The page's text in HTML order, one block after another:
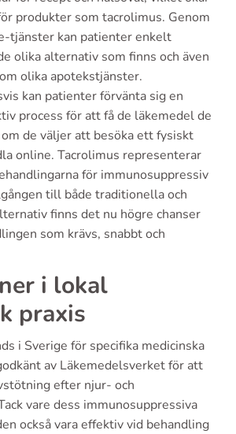
produkter som tacrolimus. Genom
tjänster kan patienter enkelt
olika alternativ som finns och även
olika apotekstjänster.
kan patienter förvänta sig en
process för att få de läkemedel de
de väljer att besöka ett fysiskt
online. Tacrolimus representerar
för immunosuppressiv
till både traditionella och
finns det nu högre chanser
som krävs, snabbt och
i lokal
praxis
i Sverige för specifika medicinska
av Läkemedelsverket för att
efter njur- och
vare dess immunosuppressiva
också vara effektiv vid behandling